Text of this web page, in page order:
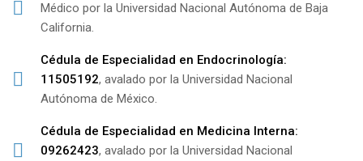
Médico por la Universidad Nacional Autónoma de Baja
California.
Cédula de Especialidad en Endocrinología:
11505192, avalado por la Universidad Nacional
Autónoma de México.
Cédula de Especialidad en Medicina Interna:
09262423, avalado por la Universidad Nacional